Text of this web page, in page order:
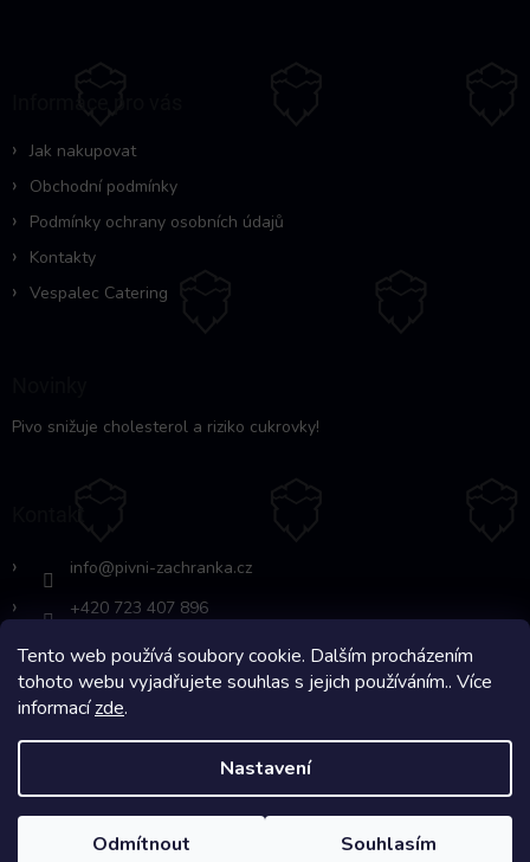
Tento web používá soubory cookie. Dalším procházením
tohoto webu vyjadřujete souhlas s jejich používáním.. Více
informacízde.
Nastavení
Odmítnout Souhlasím
Jak nakupovat
Obchodní podmínky
Podmínky ochrany osobních údajů
Kontakty
Vespalec Catering
Pivo snižuje cholesterol a riziko cukrovky!
info@pivni-zachranka.cz
+420 723 407 896
https://www.facebook.com/www.fb.co
m/pivnipohotovost
Pivní Záchranka. Všechna práva vyhrazena.
Na systémuShoptet s ❤️ vyšperkovaloComerto